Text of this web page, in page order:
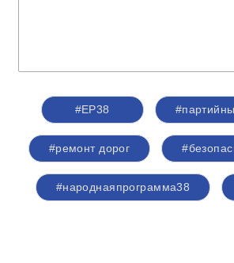
#ЕР38
#ремонт дорог
#народнаяпрограмма38